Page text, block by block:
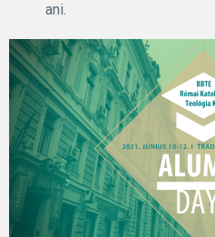
ani.